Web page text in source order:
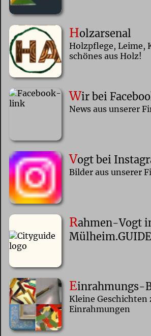
Holzarsenal
Holzpflege, Leime,
schönes aus Holz!
Wir bei
News aus unserer
Vogt bei
Bilder aus unserer
Rahmen-Vogt
Mülheim.GUIDE
Einrahmungs-
Kleine Geschichten
Einrahmungen